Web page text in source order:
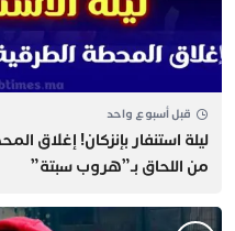
قبل أسبوع واحد
​ليلة استنفار بإنزكان! إغلاق
من اللحاق بـ”هروب سبتة”